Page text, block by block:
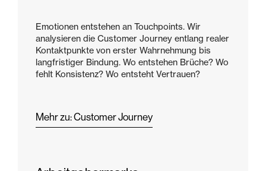
Emotionen entstehen an Touchpoints. Wir
analysieren die Customer Journey entlang realer
Kontaktpunkte von erster Wahrnehmung bis
langfristiger Bindung. Wo entstehen Brüche? Wo
fehlt Konsistenz? Wo entsteht Vertrauen?
Mehr zu: Customer Journey